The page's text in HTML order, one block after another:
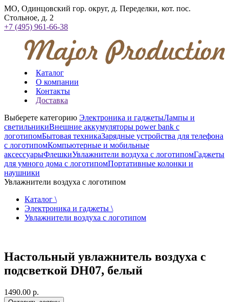
МО, Одинцовский гор. округ, д. Переделки, кот. пос.
Стольное, д. 2
+7 (495) 961-66-38
Каталог
О компании
Контакты
Доставка
Выберете категорию Электроника и гаджетыЛампы и
светильникиВнешние аккумуляторы power bank с
логотипомБытовая техникаЗарядные устройства для телефона
с логотипомКомпьютерные и мобильные
аксессуарыФлешкиУвлажнители воздуха с логотипомГаджеты
для умного дома с логотипомПортативные колонки и
наушники
Увлажнители воздуха с логотипом
Каталог \
Электроника и гаджеты \
Увлажнители воздуха с логотипом
Настольный увлажнитель воздуха с
подсветкой DH07, белый
1490.00 p.